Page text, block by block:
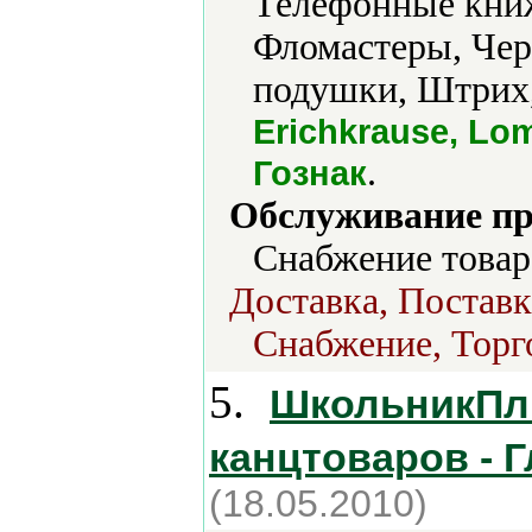
Фломастеры,
подушки,
Erichkrause,
Гознак.
Обслуживание
Снабжение
Доставка,
Снабжение,
5.
канцтоваров -
(18.05.2010)